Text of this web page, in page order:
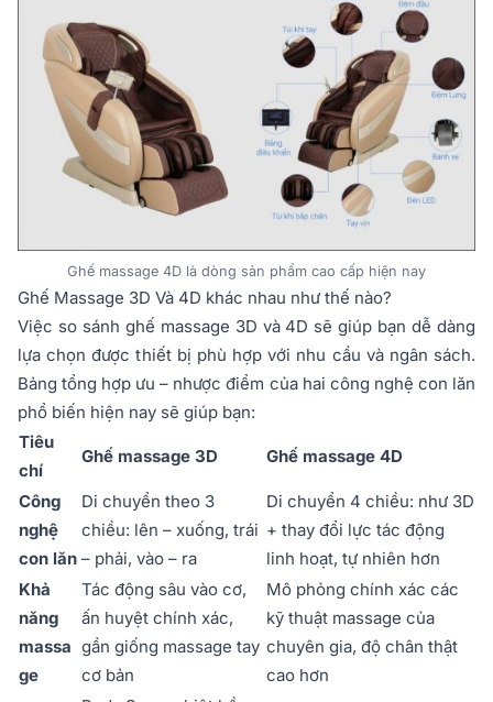
Ghế massage 4D là dòng sản phẩm cao cấp hiện nay
Ghế Massage 3D Và 4D khác nhau như thế nào?
Việc so sánh ghế massage 3D và 4D sẽ giúp bạn dễ dàng
lựa chọn được thiết bị phù hợp với nhu cầu và ngân sách.
Bảng tổng hợp ưu – nhược điểm của hai công nghệ con lăn
phổ biến hiện nay sẽ giúp bạn:
Tiêu
chí
Ghế massage 3D Ghế massage 4D
Công
nghệ
con lăn
Di chuyển theo 3
chiều: lên – xuống, trái
– phải, vào – ra
Di chuyển 4 chiều: như 3D
+ thay đổi lực tác động
linh hoạt, tự nhiên hơn
Khả
năng
massa
ge
Tác động sâu vào cơ,
ấn huyệt chính xác,
gần giống massage tay
cơ bản
Mô phỏng chính xác các
kỹ thuật massage của
chuyên gia, độ chân thật
cao hơn